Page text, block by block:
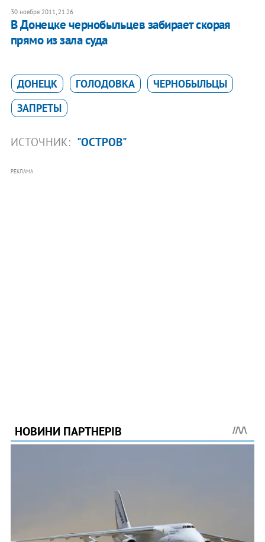
30 ноября 2011, 21:26
В Донецке чернобыльцев забирает скорая
прямо из зала суда
ДОНЕЦК ГОЛОДОВКА
ЧЕРНОБЫЛЬЦЫ
ЗАПРЕТЫ
ИСТОЧНИК: "ОСТРОВ"
РЕКЛАМА